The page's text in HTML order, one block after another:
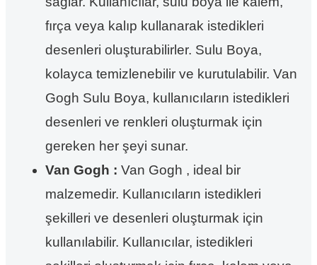
fırça veya kalıp kullanarak istedikleri
desenleri oluşturabilirler. Sulu Boya,
kolayca temizlenebilir ve kurutulabilir. Van
Gogh Sulu Boya, kullanıcıların istedikleri
desenleri ve renkleri oluşturmak için
gereken her şeyi sunar.
Van Gogh : Van Gogh , ideal bir
malzemedir. Kullanıcıların istedikleri
şekilleri ve desenleri oluşturmak için
kullanılabilir. Kullanıcılar, istedikleri